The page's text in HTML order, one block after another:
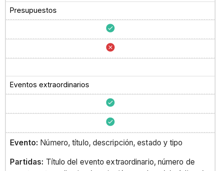
Presupuestos
Eventos extraordinarios
Evento: Número, título, descripción, estado y tipo
Partidas: Título del evento extraordinario, número de